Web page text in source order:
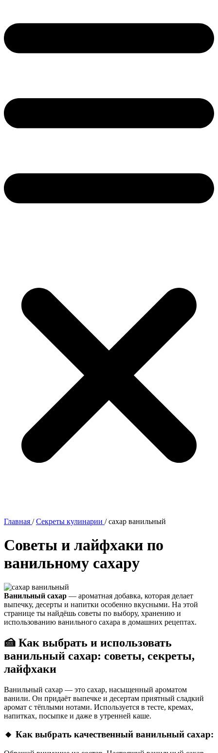
Главная /Секреты кулинарии /сахар ванильный
Советы и лайфхаки по
ванильному сахару
Ванильный сахар — ароматная добавка, которая делает
выпечку, десерты и напитки особенно вкусными. На этой
странице ты найдёшь советы по выбору, хранению и
использованию ванильного сахара в домашних рецептах.
🍰 Как выбрать и использовать
ванильный сахар: советы, секреты,
лайфхаки
Ванильный сахар — это сахар, насыщенный ароматом
ванили. Он придаёт выпечке и десертам приятный сладкий
аромат с тёплыми нотами. Используется в тесте, кремах,
напитках, посыпке и даже в утренней каше.
🔸 Как выбрать качественный ванильный сахар: